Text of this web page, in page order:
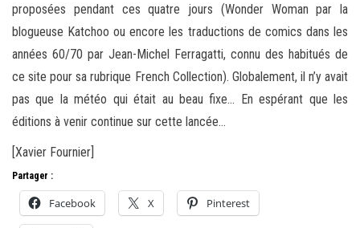
proposées pendant ces quatre jours (Wonder Woman par la
blogueuse Katchoo ou encore les traductions de comics dans les
années 60/70 par Jean-Michel Ferragatti, connu des habitués de
ce site pour sa rubrique French Collection). Globalement, il n’y avait
pas que la météo qui était au beau fixe… En espérant que les
éditions à venir continue sur cette lancée…
[Xavier Fournier]
Partager :
Facebook X Pinterest